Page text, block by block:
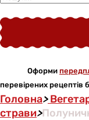
Оформи
перевірених рецептів
Головна>
страви>